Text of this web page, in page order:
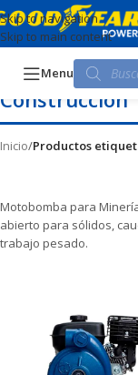
Skip to navigation
Skip to main content
Menu
Construcción
Inicio/Productos
Motobomba para
abierto para sólidos,
trabajo pesado.